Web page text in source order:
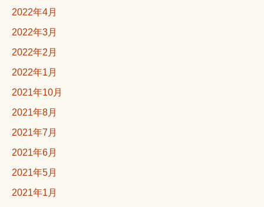
2022年4月
2022年3月
2022年2月
2022年1月
2021年10月
2021年8月
2021年7月
2021年6月
2021年5月
2021年1月